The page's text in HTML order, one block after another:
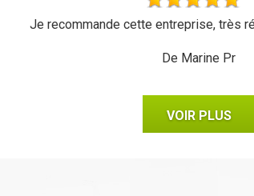
Je recommande cette entreprise, très
De Marine Pr
VOIR PLUS